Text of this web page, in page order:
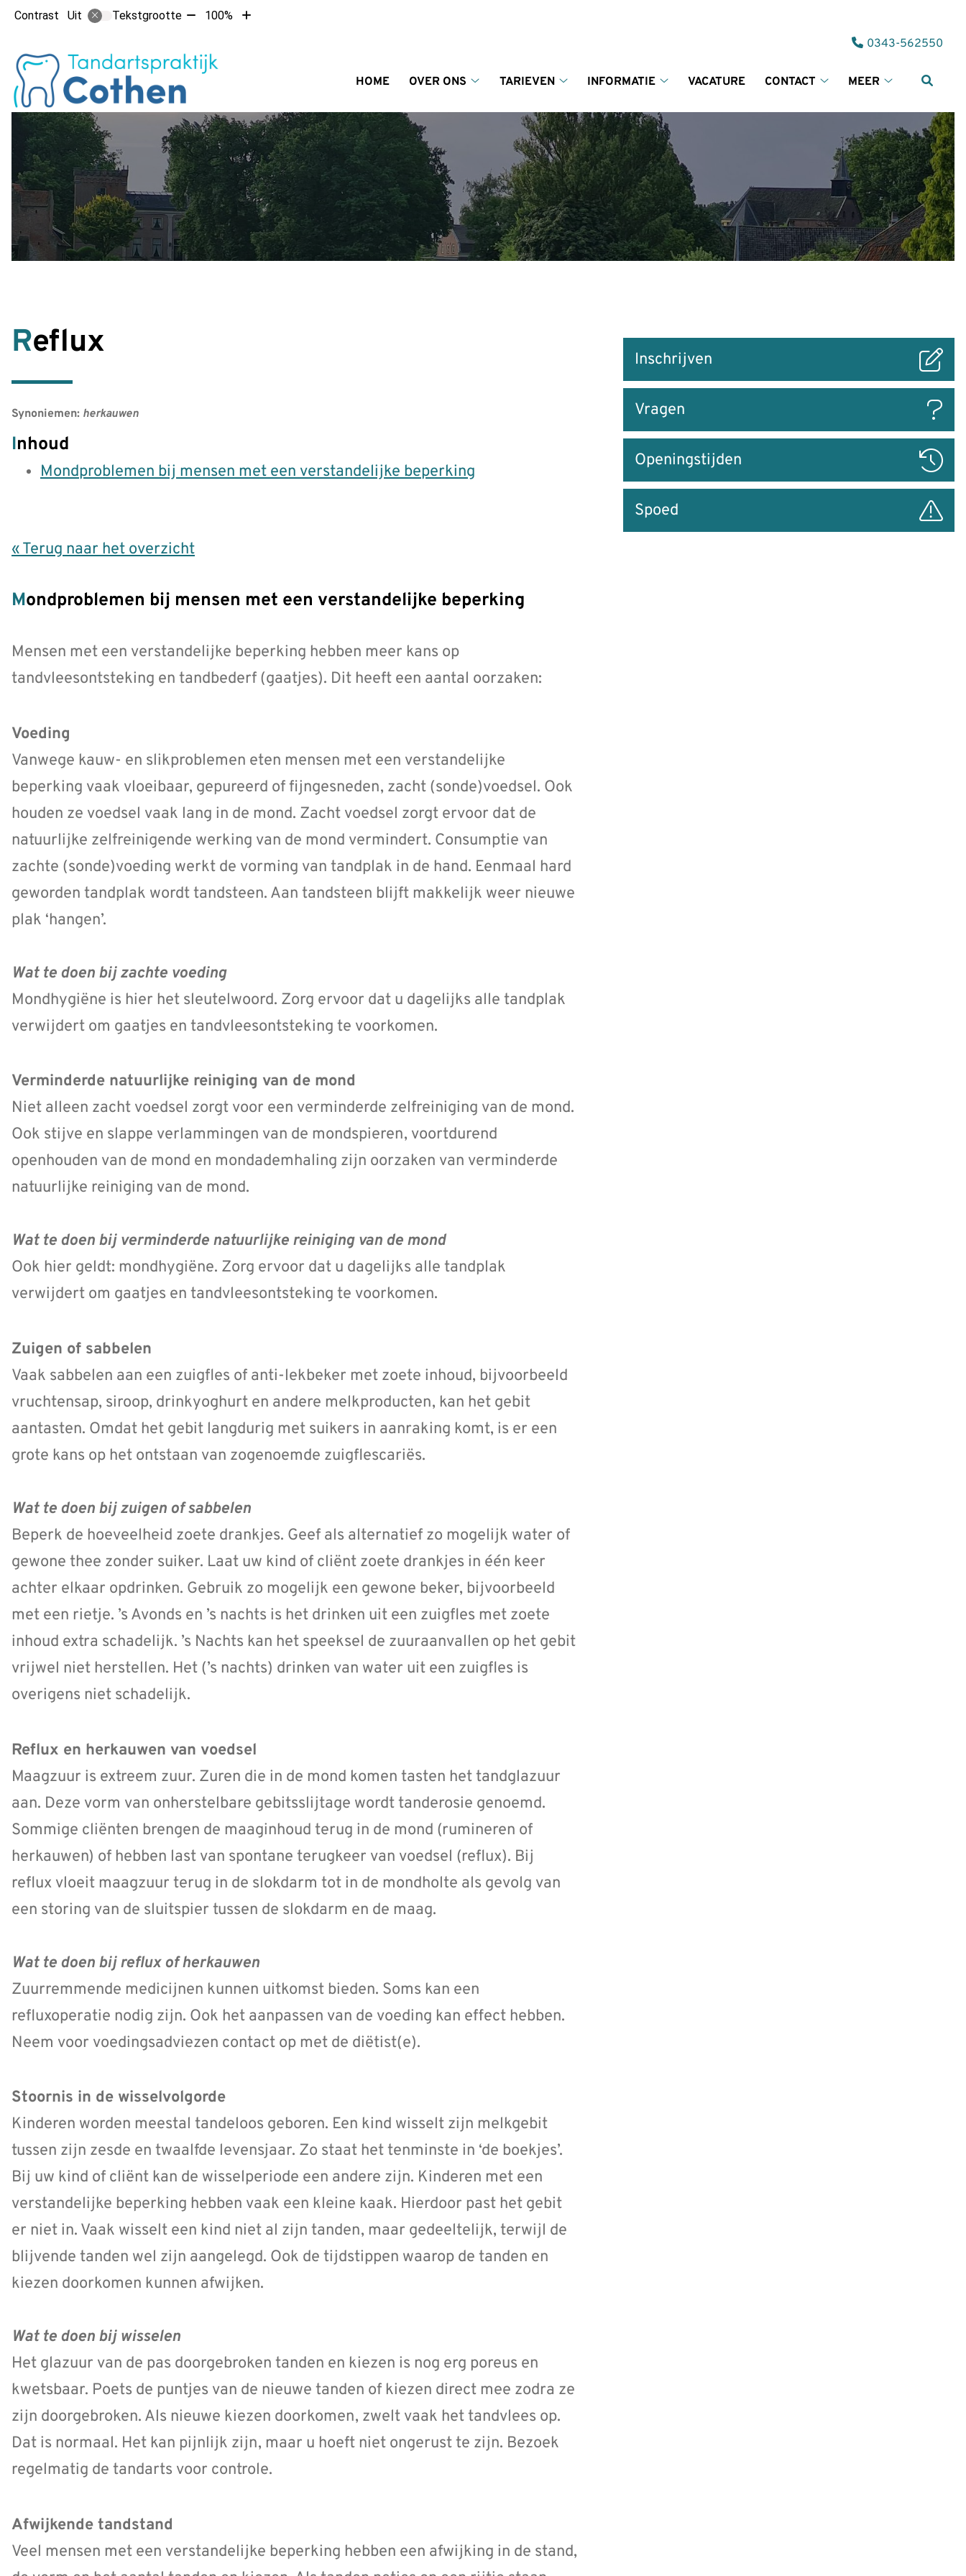
Contrast Uit Tekstgrootte Tekst
10%
100%
Tekst
HOME
OVER ONS
ons
submenu
TARIEVEN
submenu
INFORMATIE
submenu
VACATURE
CONTACT
submenu
MEER
submenu
Tel:
0343-562550
Reflux
Synoniemen: herkauwen
Inhoud
Mondproblemen bij mensen met een verstandelijke beperking
« Terug naar het overzicht
Mondproblemen bij mensen met een verstandelijke beperking
Mensen met een verstandelijke beperking hebben meer kans op
tandvleesontsteking en tandbederf (gaatjes). Dit heeft een aantal oorzaken:
Voeding
Vanwege kauw- en slikproblemen eten mensen met een verstandelijke
beperking vaak vloeibaar, gepureerd of fijngesneden, zacht (sonde)voedsel. Ook
houden ze voedsel vaak lang in de mond. Zacht voedsel zorgt ervoor dat de
natuurlijke zelfreinigende werking van de mond vermindert. Consumptie van
zachte (sonde)voeding werkt de vorming van tandplak in de hand. Eenmaal hard
geworden tandplak wordt tandsteen. Aan tandsteen blijft makkelijk weer nieuwe
plak ‘hangen’.
Wat te doen bij zachte voeding
Mondhygiëne is hier het sleutelwoord. Zorg ervoor dat u dagelijks alle tandplak
verwijdert om gaatjes en tandvleesontsteking te voorkomen.
Verminderde natuurlijke reiniging van de mond
Niet alleen zacht voedsel zorgt voor een verminderde zelfreiniging van de mond.
Ook stijve en slappe verlammingen van de mondspieren, voortdurend
openhouden van de mond en mondademhaling zijn oorzaken van verminderde
natuurlijke reiniging van de mond.
Wat te doen bij verminderde natuurlijke reiniging van de mond
Ook hier geldt: mondhygiëne. Zorg ervoor dat u dagelijks alle tandplak
verwijdert om gaatjes en tandvleesontsteking te voorkomen.
Zuigen of sabbelen
Vaak sabbelen aan een zuigfles of anti-lekbeker met zoete inhoud, bijvoorbeeld
vruchtensap, siroop, drinkyoghurt en andere melkproducten, kan het gebit
aantasten. Omdat het gebit langdurig met suikers in aanraking komt, is er een
grote kans op het ontstaan van zogenoemde zuigflescariës.
Wat te doen bij zuigen of sabbelen
Beperk de hoeveelheid zoete drankjes. Geef als alternatief zo mogelijk water of
gewone thee zonder suiker. Laat uw kind of cliënt zoete drankjes in één keer
achter elkaar opdrinken. Gebruik zo mogelijk een gewone beker, bijvoorbeeld
met een rietje. ’s Avonds en ’s nachts is het drinken uit een zuigfles met zoete
inhoud extra schadelijk. ’s Nachts kan het speeksel de zuuraanvallen op het gebit
vrijwel niet herstellen. Het (’s nachts) drinken van water uit een zuigfles is
overigens niet schadelijk.
Reflux en herkauwen van voedsel
Maagzuur is extreem zuur. Zuren die in de mond komen tasten het tandglazuur
aan. Deze vorm van onherstelbare gebitsslijtage wordt tanderosie genoemd.
Sommige cliënten brengen de maaginhoud terug in de mond (rumineren of
herkauwen) of hebben last van spontane terugkeer van voedsel (reflux). Bij
reflux vloeit maagzuur terug in de slokdarm tot in de mondholte als gevolg van
een storing van de sluitspier tussen de slokdarm en de maag.
Wat te doen bij reflux of herkauwen
Zuurremmende medicijnen kunnen uitkomst bieden. Soms kan een
refluxoperatie nodig zijn. Ook het aanpassen van de voeding kan effect hebben.
Neem voor voedingsadviezen contact op met de diëtist(e).
Stoornis in de wisselvolgorde
Kinderen worden meestal tandeloos geboren. Een kind wisselt zijn melkgebit
tussen zijn zesde en twaalfde levensjaar. Zo staat het tenminste in ‘de boekjes’.
Bij uw kind of cliënt kan de wisselperiode een andere zijn. Kinderen met een
verstandelijke beperking hebben vaak een kleine kaak. Hierdoor past het gebit
er niet in. Vaak wisselt een kind niet al zijn tanden, maar gedeeltelijk, terwijl de
blijvende tanden wel zijn aangelegd. Ook de tijdstippen waarop de tanden en
kiezen doorkomen kunnen afwijken.
Wat te doen bij wisselen
Het glazuur van de pas doorgebroken tanden en kiezen is nog erg poreus en
kwetsbaar. Poets de puntjes van de nieuwe tanden of kiezen direct mee zodra ze
zijn doorgebroken. Als nieuwe kiezen doorkomen, zwelt vaak het tandvlees op.
Dat is normaal. Het kan pijnlijk zijn, maar u hoeft niet ongerust te zijn. Bezoek
regelmatig de tandarts voor controle.
Afwijkende tandstand
Veel mensen met een verstandelijke beperking hebben een afwijking in de stand,
naar
Inschrijven
Vragen
Openingstijden
Spoed